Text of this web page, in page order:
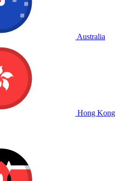
Australia
Hong Kong